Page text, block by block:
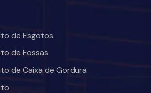
de Esgotos
de Fossas
de Caixa de Gordura